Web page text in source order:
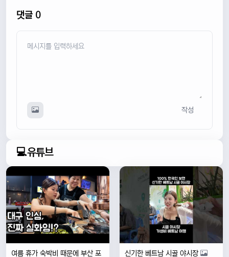
댓글 0
작성
💻유튜브
여름 휴가 숙박비 때문에 부산 포
신기한 베트남 시골 야시장